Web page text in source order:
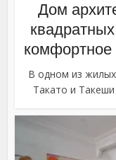
Дом
комфортное
В одном из
Такато и